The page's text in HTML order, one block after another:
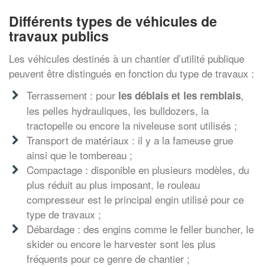
Différents types de véhicules de
travaux publics
Les véhicules destinés à un chantier d’utilité publique
peuvent être distingués en fonction du type de travaux :
Terrassement : pour les déblais et les remblais,
les pelles hydrauliques, les bulldozers, la
tractopelle ou encore la niveleuse sont utilisés ;
Transport de matériaux : il y a la fameuse grue
ainsi que le tombereau ;
Compactage : disponible en plusieurs modèles, du
plus réduit au plus imposant, le rouleau
compresseur est le principal engin utilisé pour ce
type de travaux ;
Débardage : des engins comme le feller buncher, le
skider ou encore le harvester sont les plus
fréquents pour ce genre de chantier ;